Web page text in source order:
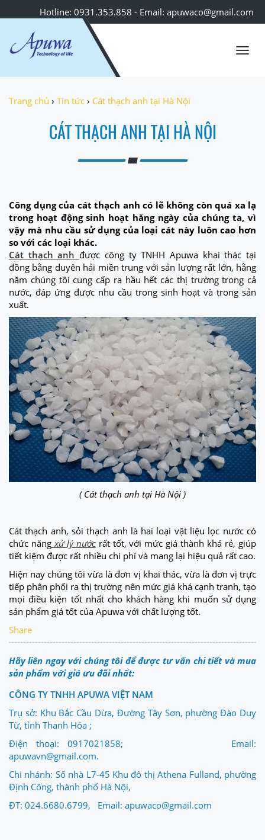
Hotline: 0931.353.858 - Email: apuwaco@gmail.com
Trang chủ › Tin tức › Cát thạch anh tại Hà Nội
CÁT THẠCH ANH TẠI HÀ NỘI
Công dụng của cát thạch anh có lẽ không còn quá xa lạ
trong hoạt động sinh hoạt hằng ngày của chúng ta, vì
vậy mà nhu cầu sử dụng của loại cát này luôn cao hơn
so với các loại khác.
Cát thạch anhđược công ty TNHH Apuwa khai thác tại
đồng bằng duyên hải miền trung với sản lượng rất lớn, hằng
năm chúng tôi cung cấp ra hầu hết các thị trường trong cả
nước, đáp ứng được nhu cầu trong sinh hoạt và trong sản
xuất.
( Cát thạch anh tại Hà Nội )
Cát thạch anh, sỏi thạch anh là hai loại vật liệu lọc nước có
chức năngxử lý nướcrất tốt, với mức giá thành khá rẻ, giúp
tiết kiệm được rất nhiều chi phí và mang lại hiệu quả rất cao.
Hiện nay chúng tôi vừa là đơn vị khai thác, vừa là đơn vị trực
tiếp phân phối ra thị trường nên mức giá khá cạnh tranh, tạo
mọi điều kiện tốt nhất cho khách hàng khi muốn sử dụng
sản phẩm giá tốt của Apuwa với chất lượng tốt.
Share
Hãy liên ngay với chúng tôi để được tư vấn chi tiết và mua
sản phẩm với giá ưu đãi nhất:
CÔNG TY TNHH APUWA VIỆT NAM
Trụ sở: Khu Bắc Cầu Dừa, Đường Tây Sơn, phường Đào Duy
Từ, tỉnh Thanh Hóa ;
Điện thoại: 0917021858; Email:
apuwavn@gmail.com.
Chi nhánh: Số nhà L7-45 Khu đô thị Athena Fulland, phường
Định Công, thành phố Hà Nội,
ĐT: 024.6680.6799, Email: apuwaco@gmail.com